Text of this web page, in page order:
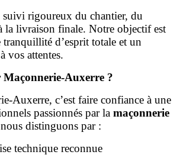
suivi rigoureux du chantier, du
la livraison finale. Notre objectif est
d’esprit totale et un
vos attentes.
Auxerre ?
Auxerre, c’est faire confiance à une
passionnés par la maçonnerie
distinguons par :
technique reconnue